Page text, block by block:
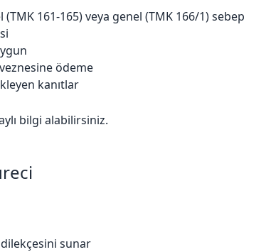
(TMK 161-165) veya genel (TMK 166/1) sebep
ödeme
kanıtlar
bilgi alabilirsiniz.
dilekçesini sunar